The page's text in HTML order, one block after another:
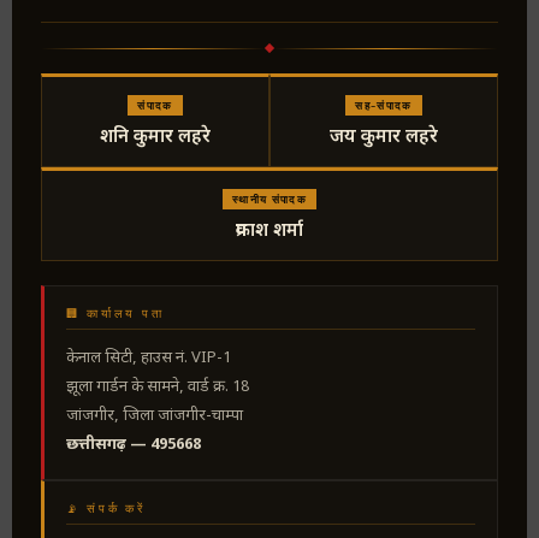
संपादक
शनि कुमार लहरे
सह-संपादक
जय कुमार लहरे
स्थानीय संपादक
प्रकाश शर्मा
🏢 कार्यालय पता
केनाल सिटी, हाउस नं. VIP-1
झूला गार्डन के सामने, वार्ड क्र. 18
जांजगीर, जिला जांजगीर-चाम्पा
छत्तीसगढ़ — 495668
📡 संपर्क करें